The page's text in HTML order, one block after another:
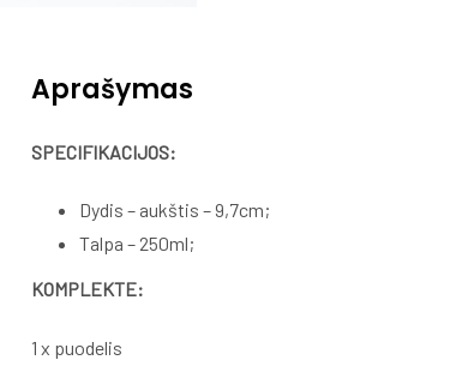
Aprašymas
SPECIFIKACIJOS:
Dydis – aukštis – 9,7cm;
Talpa – 250ml;
KOMPLEKTE:
1 x puodelis